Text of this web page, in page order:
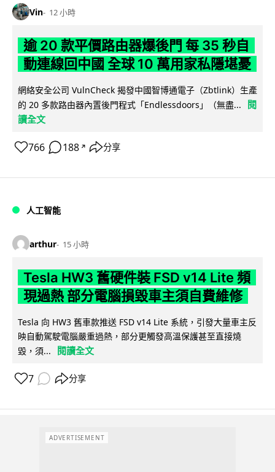
Vin 12 小時
逾 20 款平價路由器爆後門 每 35 秒自
動連線回中國 全球 10 萬用家私隱堪憂
網絡安全公司 VulnCheck 揭發中國智博通電子（Zbtlink）生產
的 20 多款路由器內置後門程式「Endlessdoors」（無盡...
閱
讀全文
766 188 ↗ 分享
人工智能
arthur 15 小時
Tesla HW3 舊硬件裝 FSD v14 Lite 頻
現過熱 部分電腦損毀車主須自費維修
Tesla 向 HW3 舊車款推送 FSD v14 Lite 系統，引發大量車主反
映自動駕駛電腦嚴重過熱，部分更觸發高溫保護甚至直接燒
毀，須...
閱讀全文
7 分享
ADVERTISEMENT